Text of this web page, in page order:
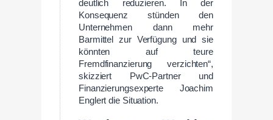
deutlich reduzieren. In der
Konsequenz stünden den
Unternehmen dann mehr
Barmittel zur Verfügung und sie
könnten auf teure
Fremdfinanzierung verzichten“,
skizziert PwC-Partner und
Finanzierungsexperte Joachim
Englert die Situation.